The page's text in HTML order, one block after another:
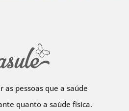
as pessoas que a saúde
quanto a saúde física.